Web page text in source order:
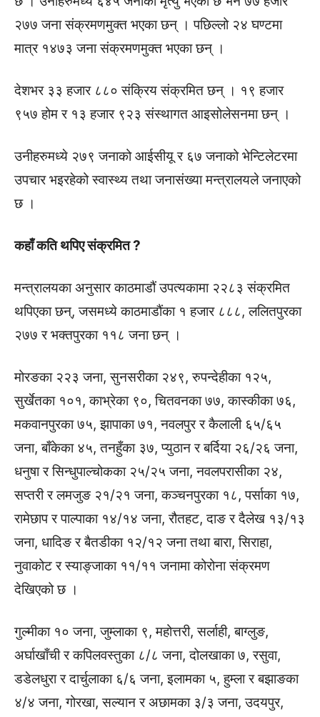
२७७ जना संक्रमणमुक्त भएका छन् । पछिल्लो २४ घण्टमा
मात्र १४७३ जना संक्रमणमुक्त भएका छन् ।
देशभर ३३ हजार ८८० संक्रिय संक्रमित छन् । १९ हजार
९५७ होम र १३ हजार ९२३ संस्थागत आइसोलेसनमा छन् ।
उनीहरुमध्ये २७९ जनाको आईसीयू र ६७ जनाको भेन्टिलेटरमा
उपचार भइरहेको स्वास्थ्य तथा जनासंख्या मन्त्रालयले जनाएको
छ ।
कहाँ कति थपिए संक्रमित ?
मन्त्रालयका अनुसार काठमाडौं उपत्यकामा २२८३ संक्रमित
थपिएका छन्, जसमध्ये काठमाडौंका १ हजार ८८८, ललितपुरका
२७७ र भक्तपुरका ११८ जना छन् ।
मोरङका २२३ जना, सुनसरीका २४९, रुपन्देहीका १२५,
सुर्खेतका १०१, काभ्रेका ९०, चितवनका ७७, कास्कीका ७६,
मकवानपुरका ७५, झापाका ७१, नवलपुर र कैलाली ६५/६५
जना, बाँकेका ४५, तनहुँका ३७, प्युठान र बर्दिया २६/२६ जना,
धनुषा र सिन्धुपाल्चोकका २५/२५ जना, नवलपरासीका २४,
सप्तरी र लमजुङ २१/२१ जना, कञ्चनपुरका १८, पर्साका १७,
रामेछाप र पाल्पाका १४/१४ जना, रौतहट, दाङ र दैलेख १३/१३
जना, धादिङ र बैतडीका १२/१२ जना तथा बारा, सिराहा,
नुवाकोट र स्याङ्जाका ११/११ जनामा कोरोना संक्रमण
देखिएको छ ।
गुल्मीका १० जना, जुम्लाका ९, महोत्तरी, सर्लाही, बाग्लुङ,
अर्घाखाँची र कपिलवस्तुका ८/८ जना, दोलखाका ७, रसुवा,
डडेलधुरा र दार्चुलाका ६/६ जना, इलामका ५, हुम्ला र बझाङका
४/४ जना, गोरखा, सल्यान र अछामका ३/३ जना, उदयपुर,